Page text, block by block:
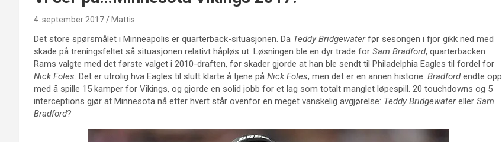
4. september 2017 Mattis
Det store spørsmålet i Minneapolis er quarterback-situasjonen. Da Teddy Bridgewaterfør sesongen i fjor gikk ned med
skade på treningsfeltet så situasjonen relativt håpløs ut. Løsningen ble en dyr trade for Sam Bradford, quarterbacken
Rams valgte med det første valget i 2010-draften, før skader gjorde at han ble sendt til Philadelphia Eagles til fordel for
Nick Foles. Det er utrolig hva Eagles til slutt klarte å tjene på Nick Foles, men det er en annen historie. Bradfordendte opp
med å spille 15 kamper for Vikings, og gjorde en solid jobb for et lag som totalt manglet løpespill. 20 touchdowns og 5
interceptions gjør at Minnesota nå etter hvert står ovenfor en meget vanskelig avgjørelse: Teddy Bridgewatereller Sam
Bradford?